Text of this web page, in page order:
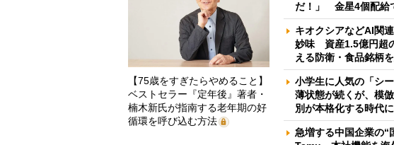
【75歳をすぎたらやめること】
ベストセラー『定年後』著者・
楠木新氏が指南する老年期の好
循環を呼び込む方法
だ！」 金星4個配給
キオクシアなどAI関
妙味 資産1.5億円超
える防衛・食品銘柄
小学生に人気の「シ
薄状態が続くが、模
別が本格化する時代に
急増する中国企業の